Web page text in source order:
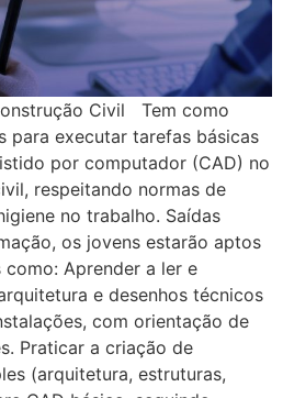
Civil Tem como
para executar tarefas básicas
por computador (CAD) no
respeitando normas de
no trabalho. Saídas
os jovens estarão aptos
Aprender a ler e
e desenhos técnicos
com orientação de
Praticar a criação de
(arquitetura, estruturas,